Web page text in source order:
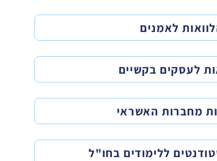
לאמנים
לעסקים בקשיים
מחברות האשראי
ללימודים בחו"ל